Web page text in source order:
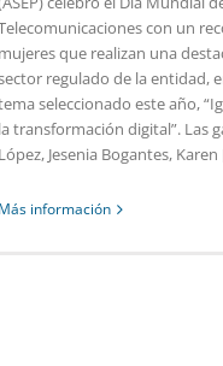
con un
mujeres que realizan una
regulado de la entidad,
seleccionado este año,
la transformación digital”. Las
López, Jesenia Bogantes, Karen
Más información